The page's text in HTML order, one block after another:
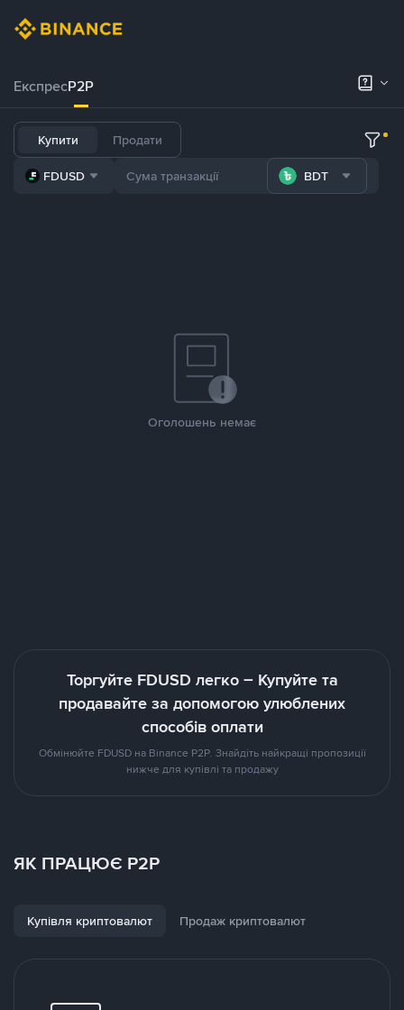
ЕкспресP2P
Купити Продати
FDUSD BDT
Оголошень немає
Торгуйте FDUSD легко – Купуйте та
продавайте за допомогою улюблених
способів оплати
Обмінюйте FDUSD на Binance P2P. Знайдіть найкращі пропозиції
нижче для купівлі та продажу
ЯК ПРАЦЮЄ P2P
Купівля криптовалют Продаж криптовалют